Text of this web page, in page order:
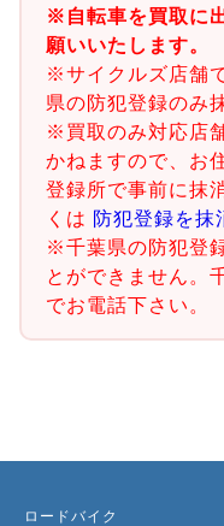
※自転車を買取に
願いいたします。
※サイクルズ店舗
県の防犯登録のみ
※買取のみ対応店
かねますので、お
登録所で事前に抹
くは 防犯登録を抹
※千葉県の防犯登
とができません。
でお電話下さい。
ロードバイク